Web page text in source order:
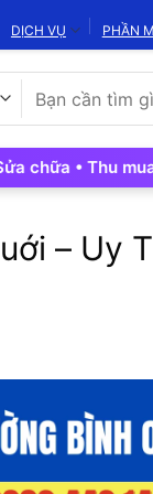
DỊCH VỤ PHẦN
kiếm:
• Thu mua •
– Uy